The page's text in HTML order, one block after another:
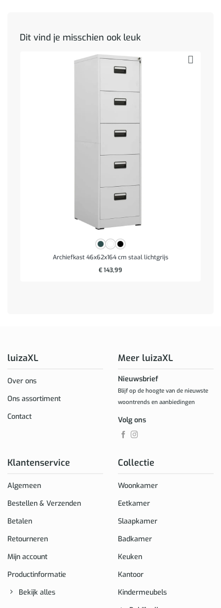
Dit vind je misschien ook leuk
Archiefkast 46x62x164 cm staal lichtgrijs
€143,99
luizaXL
Over ons
Ons assortiment
Contact
Klantenservice
Algemeen
Bestellen & Verzenden
Betalen
Retourneren
Mijn account
Productinformatie
Bekijk alles
Collectie
Woonkamer
Eetkamer
Slaapkamer
Badkamer
Keuken
Kantoor
Kindermeubels
Meer luizaXL
Nieuwsbrief
Blijf op de hoogte van de nieuwste
woontrends en aanbiedingen
Volg ons